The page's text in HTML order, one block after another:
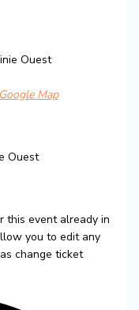
Ouest
Map
Ouest
this event already in
you to edit any
change ticket